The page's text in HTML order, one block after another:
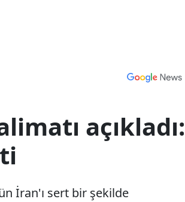
açıkladı:
İran'ı sert bir şekilde